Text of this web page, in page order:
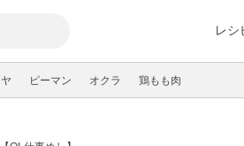
レシ
ピーマン オクラ 鶏もも肉